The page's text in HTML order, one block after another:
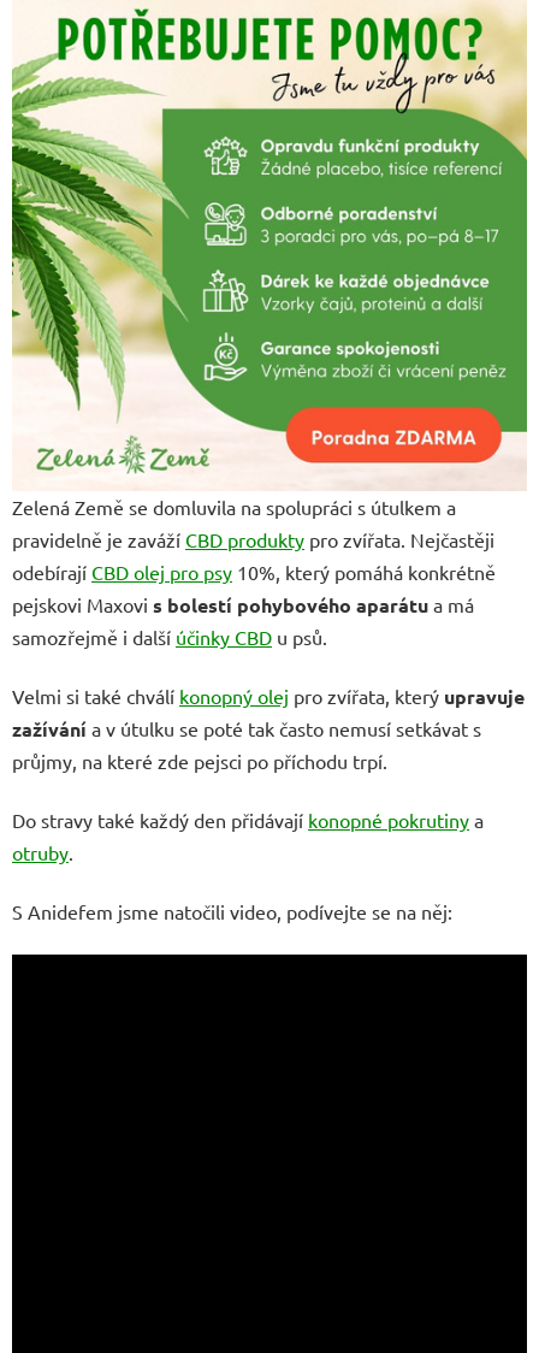
Zelená Země se domluvila na spolupráci s útulkem a
pravidelně je zaváží CBD produkty pro zvířata. Nejčastěji
odebírají CBD olej pro psy 10%, který pomáhá konkrétně
pejskovi Maxovi s bolestí pohybového aparátu a má
samozřejmě i další účinky CBD u psů.
Velmi si také chválí konopný olej pro zvířata, který upravuje
zažívání a v útulku se poté tak často nemusí setkávat s
průjmy, na které zde pejsci po příchodu trpí.
Do stravy také každý den přidávají konopné pokrutiny a
otruby
S Anidefem jsme natočili video, podívejte se na něj: